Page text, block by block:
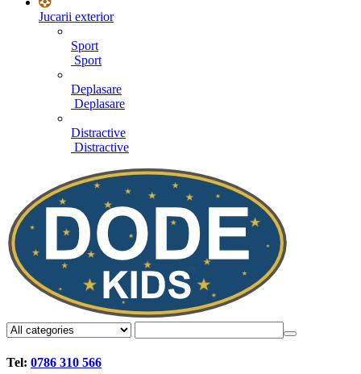
Jucarii exterior
Sport
Sport
Deplasare
Deplasare
Distractive
Distractive
Tel: 0786 310 566